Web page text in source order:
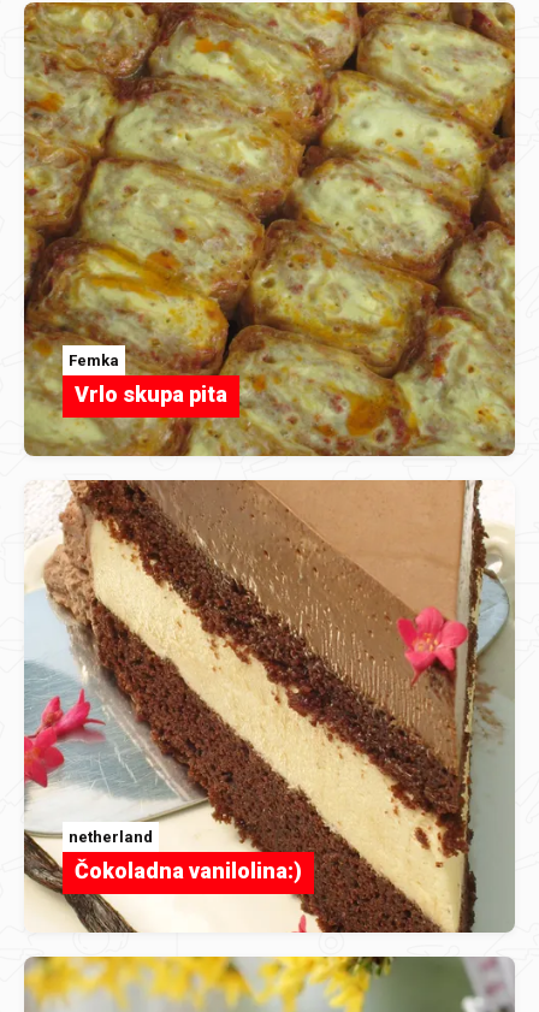
Femka
Vrlo skupa pita
netherland
Čokoladna vanilolina:)